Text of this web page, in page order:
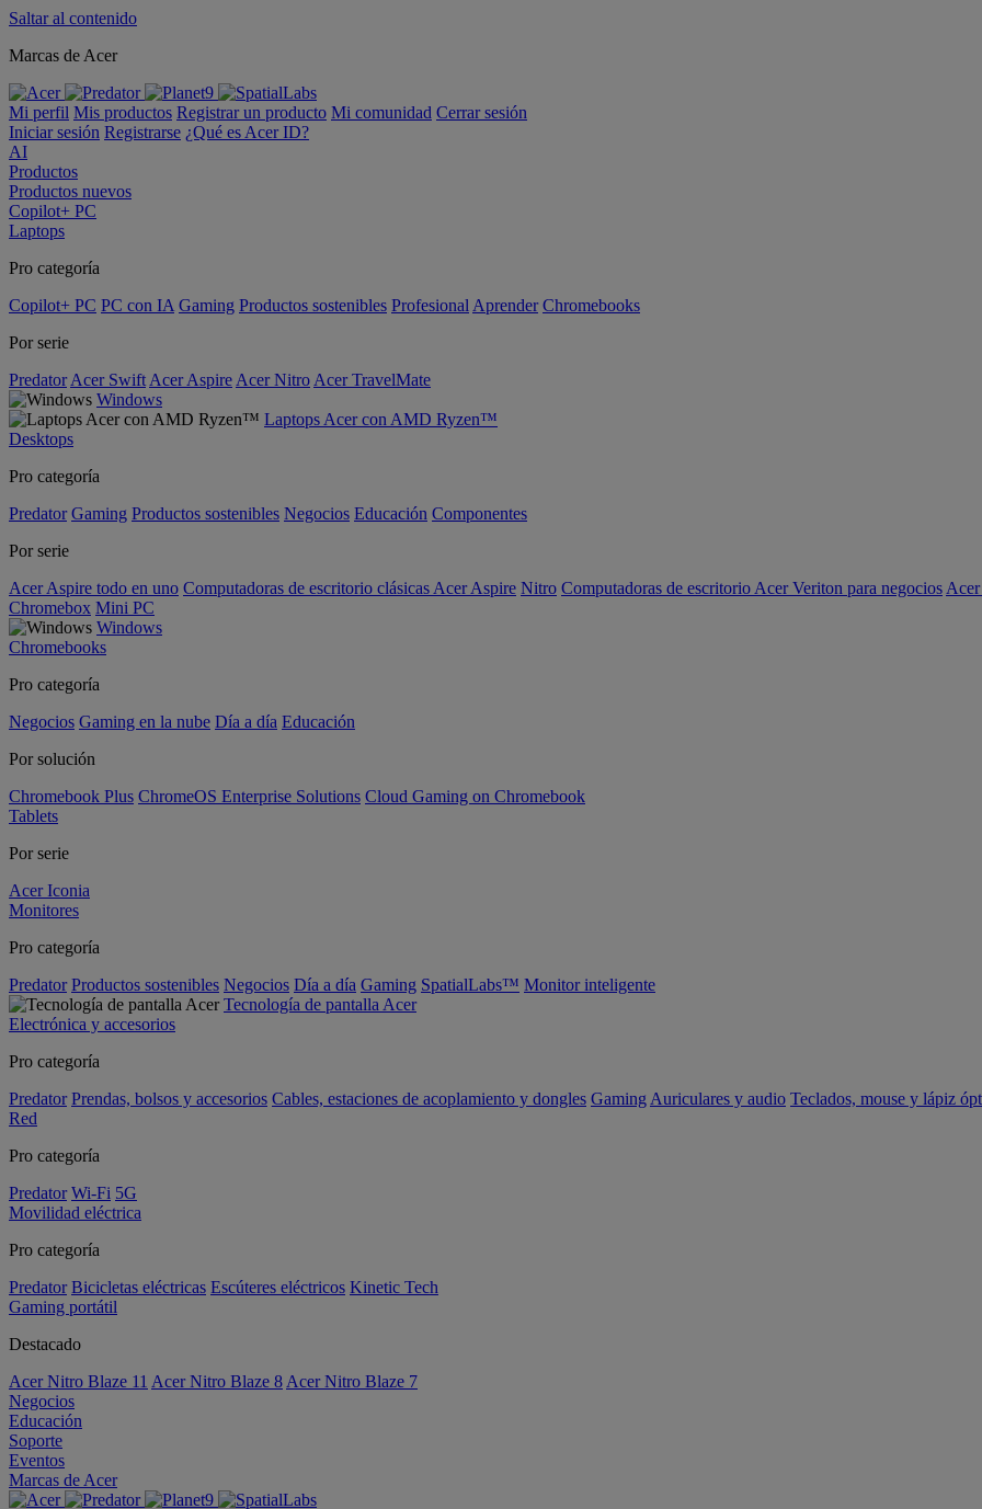
Saltar al contenido
Marcas de Acer
Mi perfil Mis productos Registrar un producto Mi comunidad Cerrar sesión
Iniciar sesión Registrarse ¿Qué es Acer ID?
AI
Productos
Productos nuevos
Copilot+ PC
Laptops
Pro categoría
Copilot+ PC PC con IA Gaming Productos sostenibles Profesional Aprender Chromebooks
Por serie
Predator Acer Swift Acer Aspire Acer Nitro Acer TravelMate
Windows
Laptops Acer con AMD Ryzen™
Desktops
Pro categoría
Predator Gaming Productos sostenibles Negocios Educación Componentes
Por serie
Acer Aspire todo en uno Computadoras de escritorio clásicas Acer Aspire Nitro Computadoras de escritorio Acer Veriton para negocios
Chromebox Mini PC
Windows
Chromebooks
Pro categoría
Negocios Gaming en la nube Día a día Educación
Por solución
Chromebook Plus ChromeOS Enterprise Solutions Cloud Gaming on Chromebook
Tablets
Por serie
Acer Iconia
Monitores
Pro categoría
Predator Productos sostenibles Negocios Día a día Gaming SpatialLabs™ Monitor inteligente
Tecnología de pantalla Acer
Electrónica y accesorios
Pro categoría
Predator Prendas, bolsos y accesorios Cables, estaciones de acoplamiento y dongles Gaming Auriculares y audio Teclados, mouse y lápiz
Red
Pro categoría
Predator Wi-Fi 5G
Movilidad eléctrica
Pro categoría
Predator Bicicletas eléctricas Escúteres eléctricos Kinetic Tech
Gaming portátil
Destacado
Acer Nitro Blaze 11 Acer Nitro Blaze 8 Acer Nitro Blaze 7
Negocios
Educación
Soporte
Eventos
Marcas de Acer